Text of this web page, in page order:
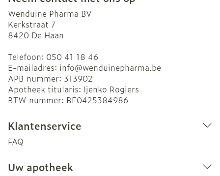
Wenduine Pharma BV
Kerkstraat 7
8420 De Haan
Telefoon: 050 41 18 46
E-mailadres: info@wenduinepharma.be
APB nummer: 313902
Apotheek titularis: Ijenko Rogiers
BTW nummer: BE0425384986
Klantenservice
FAQ
Uw apotheek